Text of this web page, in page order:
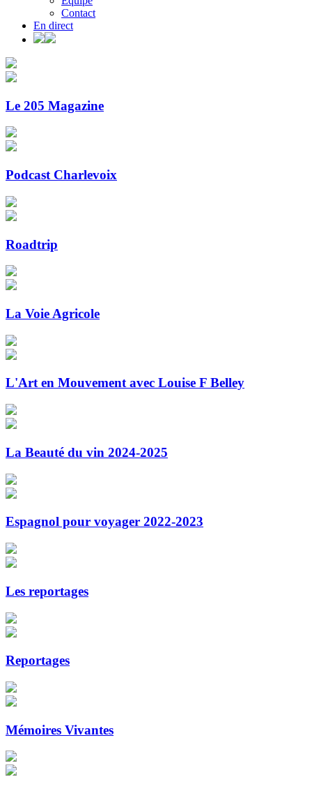
Contact
En direct
Le 205 Magazine
Podcast Charlevoix
Roadtrip
La Voie Agricole
L'Art en Mouvement avec Louise F Belley
La Beauté du vin 2024-2025
Espagnol pour voyager 2022-2023
Les reportages
Reportages
Mémoires Vivantes